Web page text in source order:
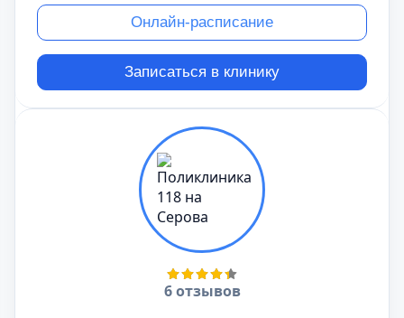
Онлайн-расписание
Записаться в клинику
6 отзывов